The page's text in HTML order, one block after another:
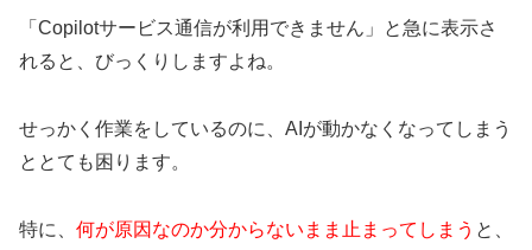
「Copilotサービス通信が利用できません」と急に表示さ
れると、びっくりしますよね。
せっかく作業をしているのに、AIが動かなくなってしまう
ととても困ります。
特に、 何が原因なのか分からないまま止まってしまう と、